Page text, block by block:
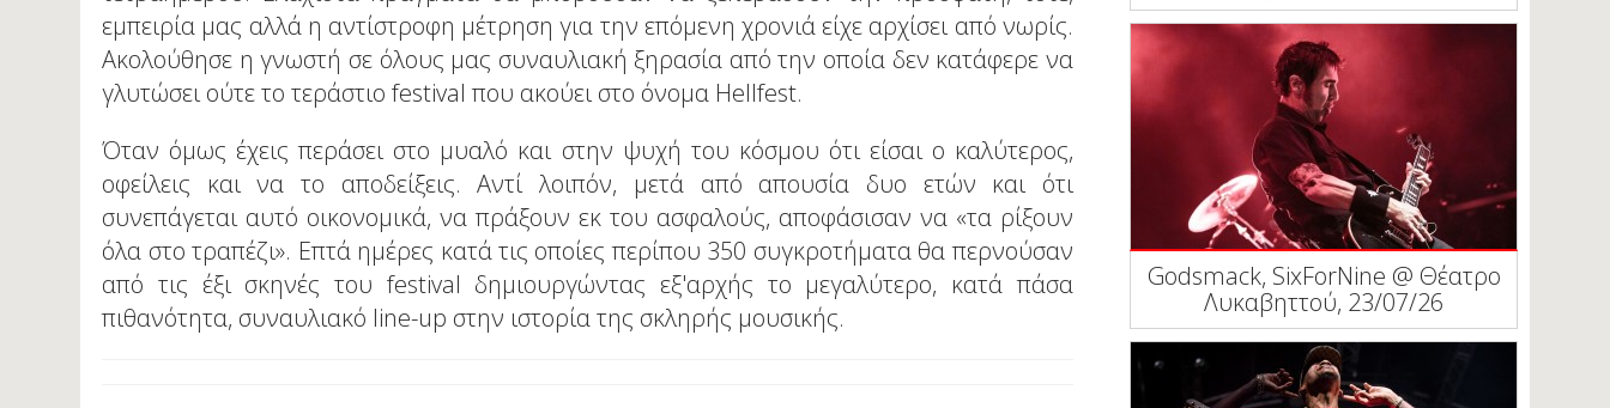
εμπειρία μας αλλά η αντίστροφη μέτρηση για την επόμενη χρονιά είχε αρχίσει από νωρίς.
Ακολούθησε η γνωστή σε όλους μας συναυλιακή ξηρασία από την οποία δεν κατάφερε να
γλυτώσει ούτε το τεράστιο festival που ακούει στο όνομα Hellfest.
Όταν όμως έχεις περάσει στο μυαλό και στην ψυχή του κόσμου ότι είσαι ο καλύτερος,
οφείλεις και να το αποδείξεις. Αντί λοιπόν, μετά από απουσία δυο ετών και ότι
συνεπάγεται αυτό οικονομικά, να πράξουν εκ του ασφαλούς, αποφάσισαν να «τα ρίξουν
όλα στο τραπέζι». Επτά ημέρες κατά τις οποίες περίπου 350 συγκροτήματα θα περνούσαν
από τις έξι σκηνές του festival δημιουργώντας εξ'αρχής το μεγαλύτερο, κατά πάσα
πιθανότητα, συναυλιακό line-up στην ιστορία της σκληρής μουσικής.
Godsmack, SixForNine @ Θέατρο
Λυκαβηττού, 23/07/26